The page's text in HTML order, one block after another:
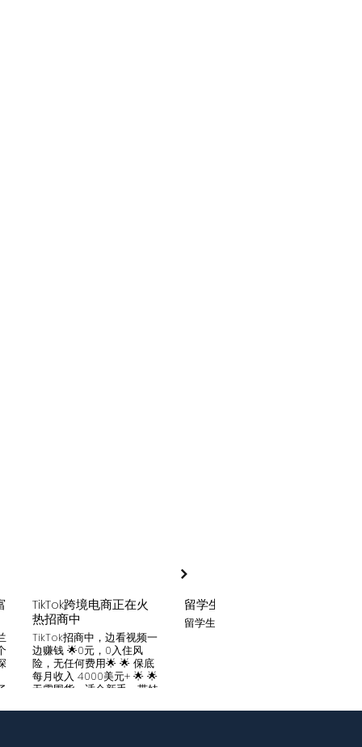
TikTok跨境电商正在火
热招商中
TikTok招商中，边看视频一
边赚钱 🌟0元，0入住风
险，无任何费用🌟 🌟 保底
每月收入 4000美元+ 🌟 🌟
无需囤货，适合新手，带娃
商，有来自世界各地的服
留学生贷款
留学生贷款专业平台
风险